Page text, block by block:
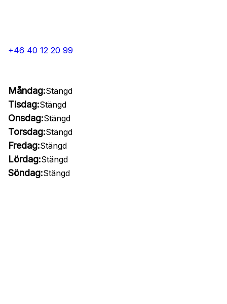
+46 40 12 20 99
Måndag:Stängd
Tisdag:Stängd
Onsdag:Stängd
Torsdag:Stängd
Fredag:Stängd
Lördag:Stängd
Söndag:Stängd